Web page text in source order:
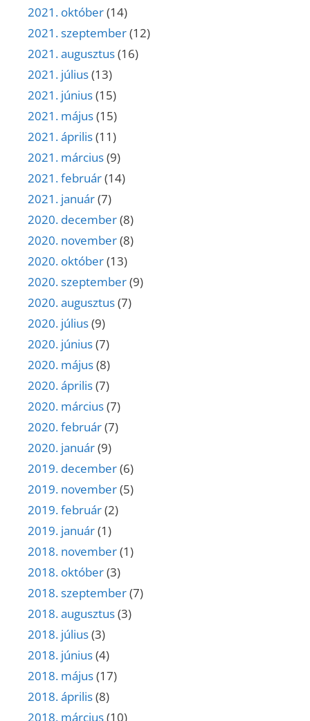
2021. október(14)
2021. szeptember(12)
2021. augusztus(16)
2021. július(13)
2021. június(15)
2021. május(15)
2021. április(11)
2021. március(9)
2021. február(14)
2021. január(7)
2020. december(8)
2020. november(8)
2020. október(13)
2020. szeptember(9)
2020. augusztus(7)
2020. július(9)
2020. június(7)
2020. május(8)
2020. április(7)
2020. március(7)
2020. február(7)
2020. január(9)
2019. december(6)
2019. november(5)
2019. február(2)
2019. január(1)
2018. november(1)
2018. október(3)
2018. szeptember(7)
2018. augusztus(3)
2018. július(3)
2018. június(4)
2018. május(17)
2018. április(8)
2018. március(10)